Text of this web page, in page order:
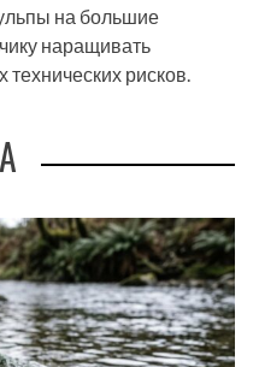
на большие
наращивать
рисков.